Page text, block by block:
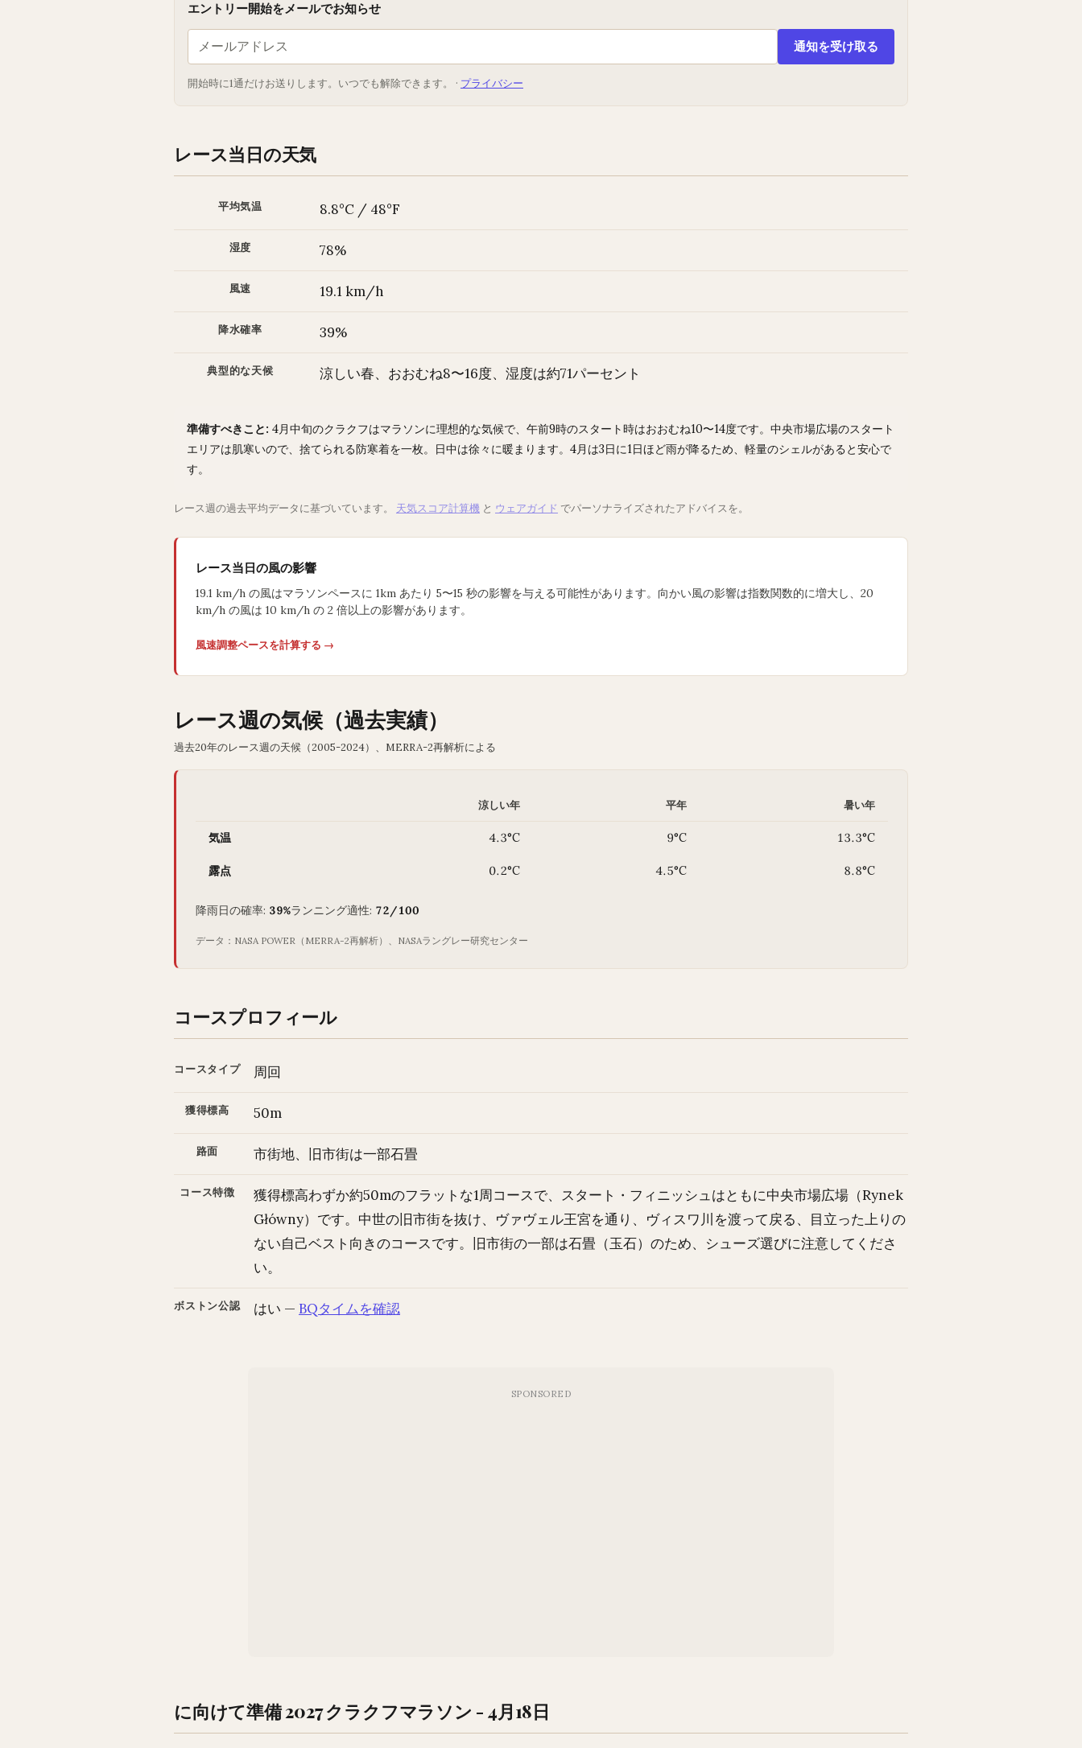
エントリー開始をメールでお知らせ
通知を受け取る
開始時に1通だけお送りします。いつでも解除できます。 · プライバシー
レース当日の天気
平均気温 8.8°C / 48°F
湿度 78%
風速 19.1 km/h
降水確率 39%
典型的な天候 涼しい春、おおむね8〜16度、湿度は約71パーセント
準備すべきこと: 4月中旬のクラクフはマラソンに理想的な気候で、午前9時のスタート時はおおむね10〜14度です。中央市場広場のスタート
エリアは肌寒いので、捨てられる防寒着を一枚。日中は徐々に暖まります。4月は3日に1日ほど雨が降るため、軽量のシェルがあると安心で
す。
レース週の過去平均データに基づいています。 天気スコア計算機 と ウェアガイド でパーソナライズされたアドバイスを。
レース当日の風の影響
19.1 km/h の風はマラソンペースに 1km あたり 5〜15 秒の影響を与える可能性があります。向かい風の影響は指数関数的に増大し、20
km/h の風は 10 km/h の 2 倍以上の影響があります。
風速調整ペースを計算する →
レース週の気候（過去実績）
過去20年のレース週の天候（2005-2024）、MERRA-2再解析による
涼しい年 平年 暑い年
気温 4.3°C 9°C 13.3°C
露点 0.2°C 4.5°C 8.8°C
降雨日の確率: 39%ランニング適性: 72/100
データ：NASA POWER（MERRA-2再解析）、NASAラングレー研究センター
コースプロフィール
コースタイプ 周回
獲得標高 50m
路面 市街地、旧市街は一部石畳
コース特徴
獲得標高わずか約50mのフラットな1周コースで、スタート・フィニッシュはともに中央市場広場（Rynek
Główny）です。中世の旧市街を抜け、ヴァヴェル王宮を通り、ヴィスワ川を渡って戻る、目立った上りの
ない自己ベスト向きのコースです。旧市街の一部は石畳（玉石）のため、シューズ選びに注意してくださ
い。
ボストン公認 はい — BQタイムを確認
に向けて準備 2027 クラクフマラソン - 4月18日